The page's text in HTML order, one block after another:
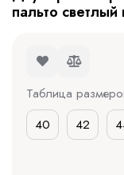
пальто
Таблица
40
42